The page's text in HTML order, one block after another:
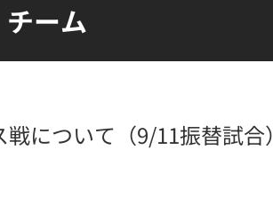
チーム
について（9/11振替試合）